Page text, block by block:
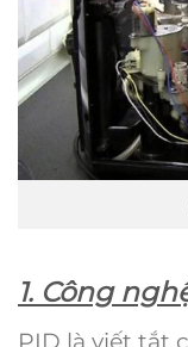
1. Công
PID là viết tắt